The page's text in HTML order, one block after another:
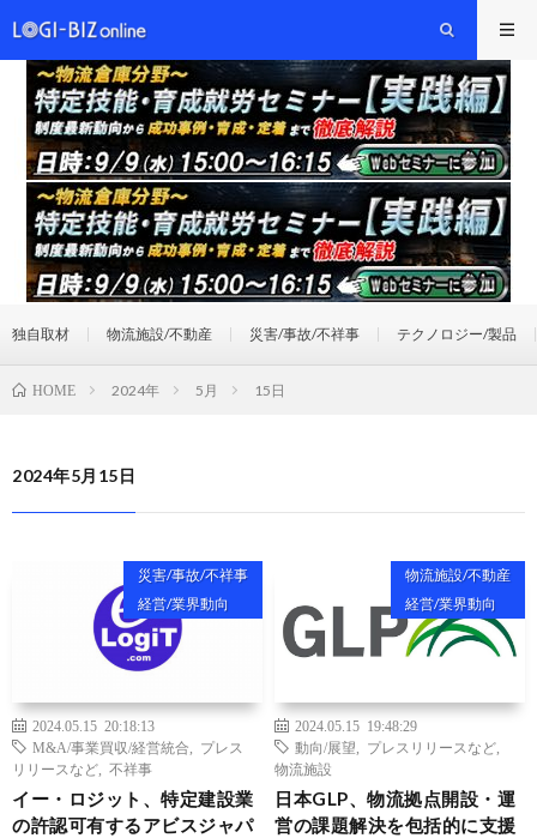
独自取材 物流施設/不動産 災害/事故/不祥事 テクノロジー/製品
HOME 2024年 5月 15日
2024年5月15日
災害/事故/不祥事
経営/業界動向
2024.05.15 20:18:13
M&A/事業買収/経営統合
プレス
リリースなど
不祥事
イー・ロジット、特定建設業
の許認可有するアビスジャパ
物流施設/不動産
経営/業界動向
2024.05.15 19:48:29
動向/展望
プレスリリースなど
物流施設
日本GLP、物流拠点開設・運
営の課題解決を包括的に支援